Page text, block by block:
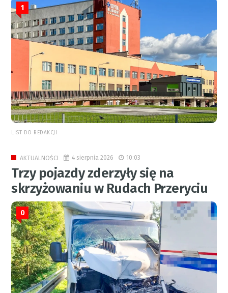
1
LIST DO REDAKCJI
AKTUALNOŚCI 4 sierpnia 2026 10:03
Trzy pojazdy zderzyły się na
skrzyżowaniu w Rudach Przeryciu
0